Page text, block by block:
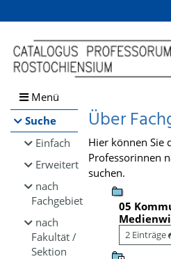
Browsen
direkt zum Inhalt
Menü
Suche
Einfach
Erweitert
nach
Fachgebiet
nach
Fakultät /
Sektion
Über
Hier können Sie
Professorinnen
suchen.
05
2 Einträge